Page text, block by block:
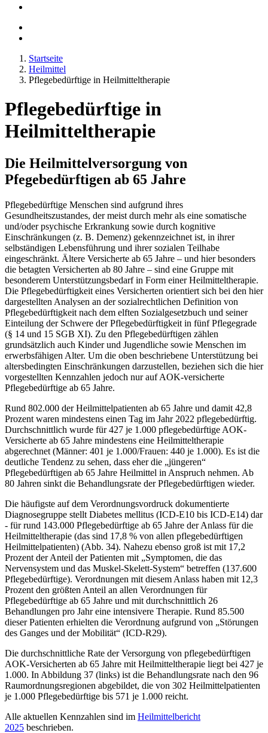
Startseite
Heilmittel
Pflegebedürftige in Heilmitteltherapie
Pflegebedürftige in
Heilmitteltherapie
Die Heilmittelversorgung von
Pfegebedürftigen ab 65 Jahre
Pflegebedürftige Menschen sind aufgrund ihres
Gesundheitszustandes, der meist durch mehr als eine somatische
und/oder psychische Erkrankung sowie durch kognitive
Einschränkungen (z. B. Demenz) gekennzeichnet ist, in ihrer
selbständigen Lebensführung und ihrer sozialen Teilhabe
eingeschränkt. Ältere Versicherte ab 65 Jahre – und hier besonders
die betagten Versicherten ab 80 Jahre – sind eine Gruppe mit
besonderem Unterstützungsbedarf in Form einer Heilmitteltherapie.
Die Pflegebedürftigkeit eines Versicherten orientiert sich bei den hier
dargestellten Analysen an der sozialrechtlichen Definition von
Pflegebedürftigkeit nach dem elften Sozialgesetzbuch und seiner
Einteilung der Schwere der Pflegebedürftigkeit in fünf Pflegegrade
(§ 14 und 15 SGB XI). Zu den Pflegebedürftigen zählen
grundsätzlich auch Kinder und Jugendliche sowie Menschen im
erwerbsfähigen Alter. Um die oben beschriebene Unterstützung bei
altersbedingten Einschränkungen darzustellen, beziehen sich die hier
vorgestellten Kennzahlen jedoch nur auf AOK-versicherte
Pflegebedürftige ab 65 Jahre.
Rund 802.000 der Heilmittelpatienten ab 65 Jahre und damit 42,8
Prozent waren mindestens einen Tag im Jahr 2022 pflegebedürftig.
Durchschnittlich wurde für 427 je 1.000 pflegebedürftige AOK-
Versicherte ab 65 Jahre mindestens eine Heilmitteltherapie
abgerechnet (Männer: 401 je 1.000/Frauen: 440 je 1.000). Es ist die
deutliche Tendenz zu sehen, dass eher die „jüngeren“
Pflegebedürftigen ab 65 Jahre Heilmittel in Anspruch nehmen. Ab
80 Jahren sinkt die Behandlungsrate der Pflegebedürftigen wieder.
Die häufigste auf dem Verordnungsvordruck dokumentierte
Diagnosegruppe stellt Diabetes mellitus (ICD-E10 bis ICD-E14) dar
- für rund 143.000 Pflegebedürftige ab 65 Jahre der Anlass für die
Heilmitteltherapie (das sind 17,8 % von allen pflegebedürftigen
Heilmittelpatienten) (Abb. 34). Nahezu ebenso groß ist mit 17,2
Prozent der Anteil der Patienten mit „Symptomen, die das
Nervensystem und das Muskel-Skelett-System“ betreffen (137.600
Pflegebedürftige). Verordnungen mit diesem Anlass haben mit 12,3
Prozent den größten Anteil an allen Verordnungen für
Pflegebedürftige ab 65 Jahre und mit durchschnittlich 26
Behandlungen pro Jahr eine intensivere Therapie. Rund 85.500
dieser Patienten erhielten die Verordnung aufgrund von „Störungen
des Ganges und der Mobilität“ (ICD-R29).
Die durchschnittliche Rate der Versorgung von pflegebedürftigen
AOK-Versicherten ab 65 Jahre mit Heilmitteltherapie liegt bei 427 je
1.000. In Abbildung 37 (links) ist die Behandlungsrate nach den 96
Raumordnungsregionen abgebildet, die von 302 Heilmittelpatienten
je 1.000 Pflegebedürftige bis 571 je 1.000 reicht.
Alle aktuellen Kennzahlen sind im Heilmittelbericht
2025 beschrieben.